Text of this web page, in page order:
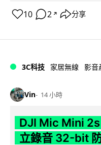
10 2 ↗ 分享
3C科技 家居無線 影音
Vin 14 小時
DJI Mic Mini 2s
立錄音 32-bit